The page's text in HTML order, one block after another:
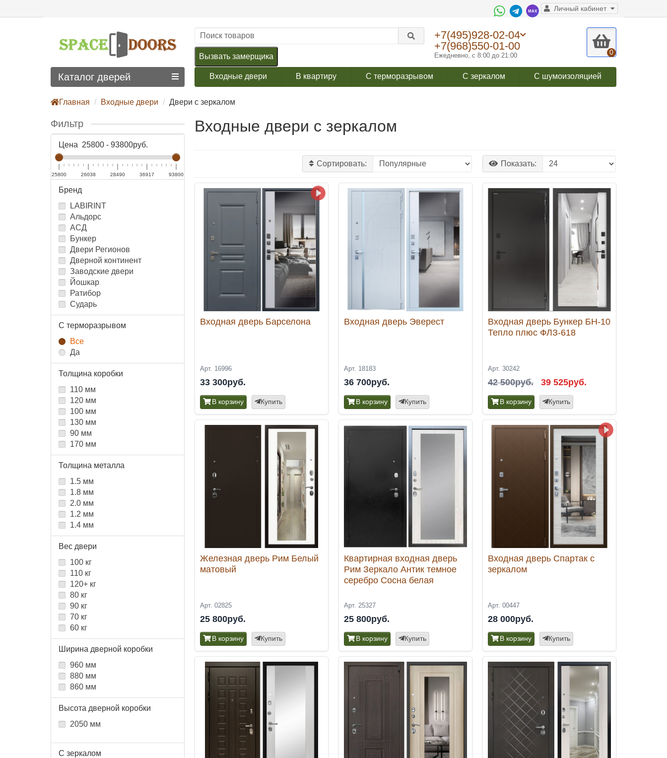
Личный кабинет
+7(495)928-02-04
+7(968)550-01-00
Ежедневно, с 8:00 до 21:00 0
Вызвать замерщика
Входные двери В квартиру С терморазрывом С зеркалом С шумоизоляцией
Каталог дверей
Главная Входные двери Двери с зеркалом
Фильтр
Цена 25800 - 93800руб.
25800 26038 28490 36917 93800
Бренд
LABIRINT
Альдорс
АСД
Бункер
Двери Регионов
Дверной континент
Заводские двери
Йошкар
Ратибор
Сударь
С терморазрывом
Все
Да
Толщина коробки
110 мм
120 мм
100 мм
130 мм
90 мм
170 мм
Толщина металла
1.5 мм
1.8 мм
2.0 мм
1.2 мм
1.4 мм
Вес двери
100 кг
110 кг
120+ кг
80 кг
90 кг
70 кг
60 кг
Ширина дверной коробки
960 мм
880 мм
860 мм
Высота дверной коробки
2050 мм
С зеркалом
Входные двери с зеркалом
Сортировать: Показать:
Входная дверь Барселона
Арт. 16996
33 300руб.
В корзину Купить
Входная дверь Эверест
Арт. 18183
36 700руб.
В корзину Купить
Входная дверь Бункер БН-10
Тепло плюс ФЛЗ-618
Арт. 30242
42 500руб. 39 525руб.
В корзину Купить
Железная дверь Рим Белый
матовый
Арт. 02825
25 800руб.
В корзину Купить
Квартирная входная дверь
Рим Зеркало Антик темное
серебро Сосна белая
Арт. 25327
25 800руб.
В корзину Купить
Входная дверь Спартак с
зеркалом
Арт. 00447
28 000руб.
В корзину Купить